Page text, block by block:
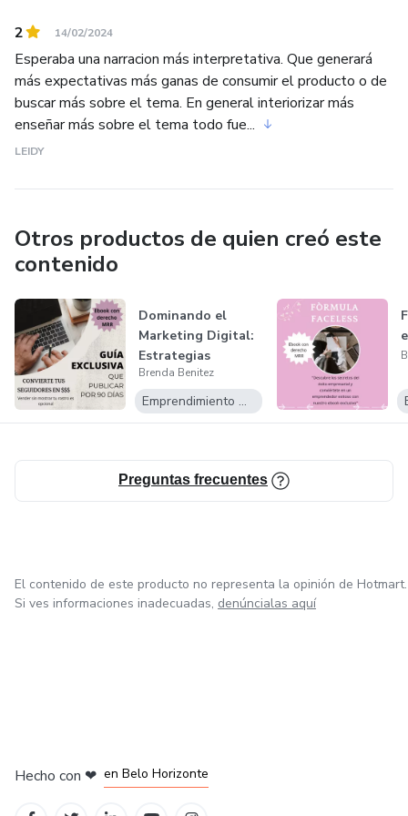
2 14/02/2024
Esperaba una narracion más interpretativa. Que generará
más expectativas más ganas de consumir el producto o de
buscar más sobre el tema. En general interiorizar más
enseñar más sobre el tema todo fue...
LEIDY
Otros productos de quien creó este
contenido
Dominando el
Marketing Digital:
Estrategias
Efectivas para e...
Brenda Benitez
Emprendimiento Digital
Preguntas frecuentes
El contenido de este producto no representa la opinión de Hotmart.
Si ves informaciones inadecuadas, denúncialas aquí
Hecho con ❤ en Belo Horizonte